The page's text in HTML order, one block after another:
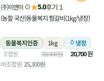
(주)미앤미 ★5.0후기 1
(농할 국산)동물복지 찜갈비(1kg/냉장)
동물복지인증 1kg 냉장
조합원 23,000원 20,700원
비조합원 25,300원